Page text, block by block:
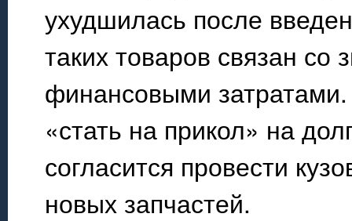
ухудшилась после
таких товаров связан
финансовыми
«стать на прикол» на
согласится провести
новых запчастей.